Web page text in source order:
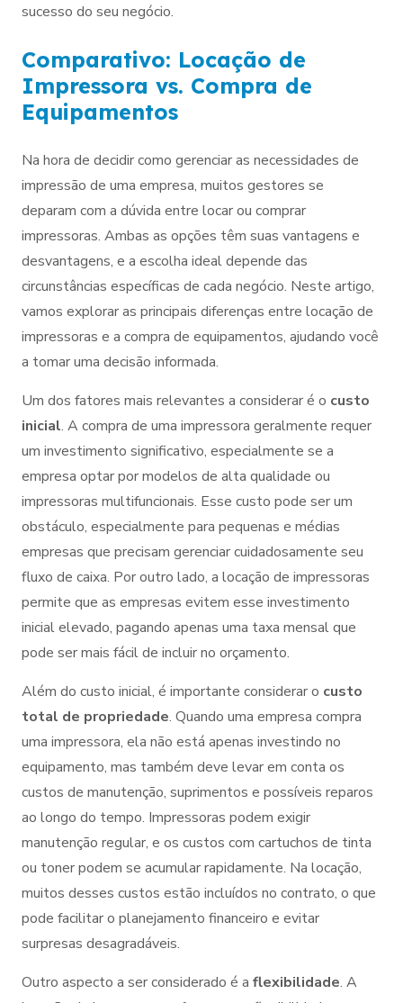
sucesso do seu negócio.
Comparativo: Locação de
Impressora vs. Compra de
Equipamentos
Na hora de decidir como gerenciar as necessidades de
impressão de uma empresa, muitos gestores se
deparam com a dúvida entre locar ou comprar
impressoras. Ambas as opções têm suas vantagens e
desvantagens, e a escolha ideal depende das
circunstâncias específicas de cada negócio. Neste artigo,
vamos explorar as principais diferenças entre locação de
impressoras e a compra de equipamentos, ajudando você
a tomar uma decisão informada.
Um dos fatores mais relevantes a considerar é o custo
inicial. A compra de uma impressora geralmente requer
um investimento significativo, especialmente se a
empresa optar por modelos de alta qualidade ou
impressoras multifuncionais. Esse custo pode ser um
obstáculo, especialmente para pequenas e médias
empresas que precisam gerenciar cuidadosamente seu
fluxo de caixa. Por outro lado, a locação de impressoras
permite que as empresas evitem esse investimento
inicial elevado, pagando apenas uma taxa mensal que
pode ser mais fácil de incluir no orçamento.
Além do custo inicial, é importante considerar o custo
total de propriedade. Quando uma empresa compra
uma impressora, ela não está apenas investindo no
equipamento, mas também deve levar em conta os
custos de manutenção, suprimentos e possíveis reparos
ao longo do tempo. Impressoras podem exigir
manutenção regular, e os custos com cartuchos de tinta
ou toner podem se acumular rapidamente. Na locação,
muitos desses custos estão incluídos no contrato, o que
pode facilitar o planejamento financeiro e evitar
surpresas desagradáveis.
Outro aspecto a ser considerado é a flexibilidade. A